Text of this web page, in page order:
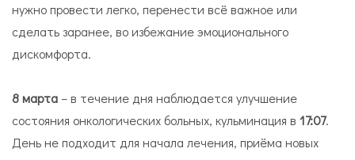
нужно провести легко, перенести всё важное или
сделать заранее, во избежание эмоционального
дискомфорта.
8 марта – в течение дня наблюдается улучшение
состояния онкологических больных, кульминация в 17:07.
День не подходит для начала лечения, приёма новых